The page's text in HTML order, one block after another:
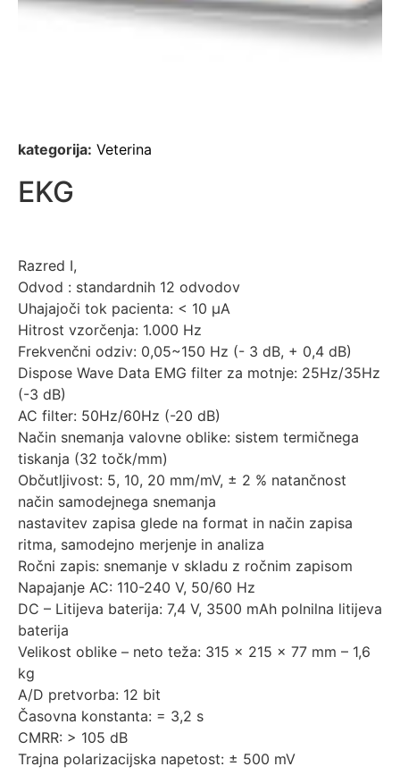
kategorija: Veterina
EKG
Razred I,
Odvod : standardnih 12 odvodov
Uhajajoči tok pacienta: < 10 µA
Hitrost vzorčenja: 1.000 Hz
Frekvenčni odziv: 0,05~150 Hz (- 3 dB, + 0,4 dB)
Dispose Wave Data EMG filter za motnje: 25Hz/35Hz
(-3 dB)
AC filter: 50Hz/60Hz (-20 dB)
Način snemanja valovne oblike: sistem termičnega
tiskanja (32 točk/mm)
Občutljivost: 5, 10, 20 mm/mV, ± 2 % natančnost
način samodejnega snemanja
nastavitev zapisa glede na format in način zapisa
ritma, samodejno merjenje in analiza
Ročni zapis: snemanje v skladu z ročnim zapisom
Napajanje AC: 110-240 V, 50/60 Hz
DC – Litijeva baterija: 7,4 V, 3500 mAh polnilna litijeva
baterija
Velikost oblike – neto teža: 315 x 215 x 77 mm – 1,6
kg
A/D pretvorba: 12 bit
Časovna konstanta: = 3,2 s
CMRR: > 105 dB
Trajna polarizacijska napetost: ± 500 mV